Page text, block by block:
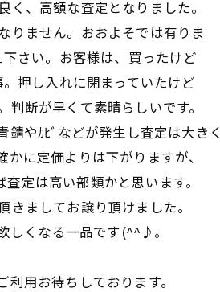
、高額な査定となりました。
りません。おおよそでは有りま
さい。お客様は、買ったけど
押し入れに閉まっていたけど
断が早くて素晴らしいです。
錆やｶﾋﾞなどが発生し査定は大きく
に定価よりは下がりますが、
定は高い部類かと思います。
きましてお譲り頂けました。
しくなる一品です(^^♪。
用お待ちしております。